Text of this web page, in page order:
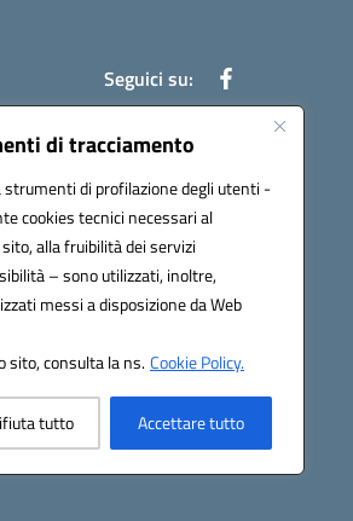
di tracciamento
di profilazione degli utenti -
cookies tecnici necessari al
alla fruibilità dei servizi
– sono utilizzati, inoltre,
messi a disposizione da Web
sito, consulta la ns.Cookie Policy.
tutto Accettare tutto
Seguici su: